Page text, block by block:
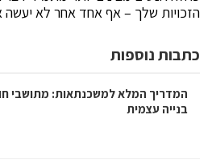
הזכויות שלך – אף אחד אחר לא
כתבות נוספות
המדריך המלא למשכנתאות: מתושבי
בנייה עצמית